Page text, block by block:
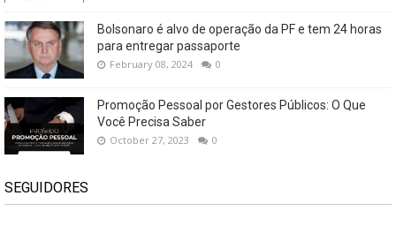
Bolsonaro é alvo de operação da PF e tem 24 horas
para entregar passaporte
February 08, 2024 0
Promoção Pessoal por Gestores Públicos: O Que
Você Precisa Saber
October 27, 2023 0
SEGUIDORES